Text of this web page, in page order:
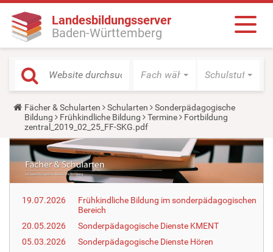
Landesbildungsserver
Baden-Württemberg
Fach wählen Schulstufe
Y
o
u
a
r
h
e
r
:
Fächer & Schularten Schularten
Sonderpädagogische
Bildung
Frühkindliche Bildung Termine
Fortbildung
zentral_2019_02_25_FF-SKG.pdf
19.07.2026
Frühkindliche Bildung im sonderpädagogischen
Bereich
20.05.2026
Sonderpädagogische Dienste KMENT
05.03.2026
Sonderpädagogische Dienste Hören